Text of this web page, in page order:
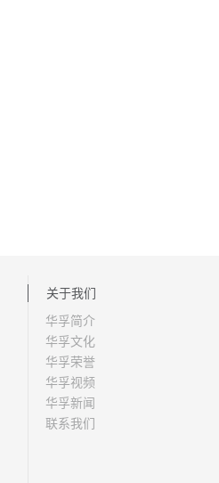
关于我们
华孚简介
华孚文化
华孚荣誉
华孚视频
华孚新闻
联系我们